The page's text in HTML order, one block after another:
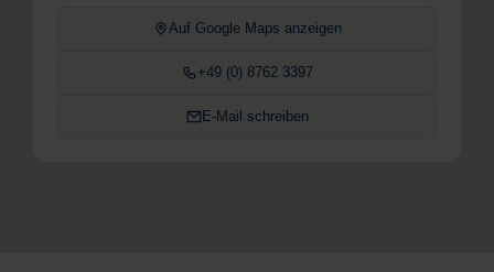
Auf Google Maps anzeigen
+49 (0) 8762 3397
E-Mail schreiben